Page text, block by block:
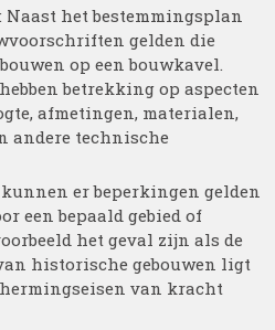
het bestemmingsplan
gelden die
op een bouwkavel.
betrekking op aspecten
afmetingen, materialen,
andere technische
er beperkingen gelden
een bepaald gebied of
het geval zijn als de
historische gebouwen ligt
van kracht